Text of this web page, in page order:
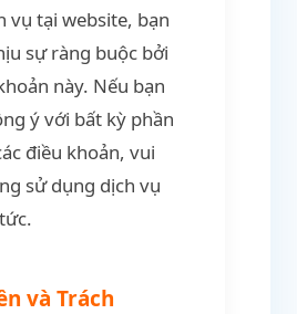
vụ tại website, bạn
sự ràng buộc bởi
này. Nếu bạn
ý với bất kỳ phần
điều khoản, vui
sử dụng dịch vụ
và Trách